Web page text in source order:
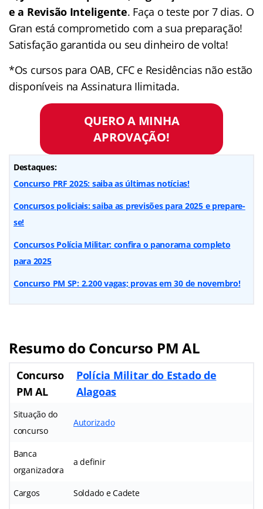
e a Revisão Inteligente. Faça o teste por 7 dias. O
Gran está comprometido com a sua preparação!
Satisfação garantida ou seu dinheiro de volta!
*Os cursos para OAB, CFC e Residências não estão
disponíveis na Assinatura Ilimitada.
QUERO A MINHA
APROVAÇÃO!
Destaques:
Concurso PRF 2025: saiba as últimas notícias!
Concursos policiais: saiba as previsões para 2025 e prepare-
se!
Concursos Polícia Militar: confira o panorama completo
para 2025
Concurso PM SP: 2.200 vagas; provas em 30 de novembro!
Resumo do Concurso PM AL
Concurso
PM AL
Polícia Militardo Estado de
Alagoas
Situação do
concurso
Autorizado
Banca
organizadora
a definir
Cargos Soldado e Cadete